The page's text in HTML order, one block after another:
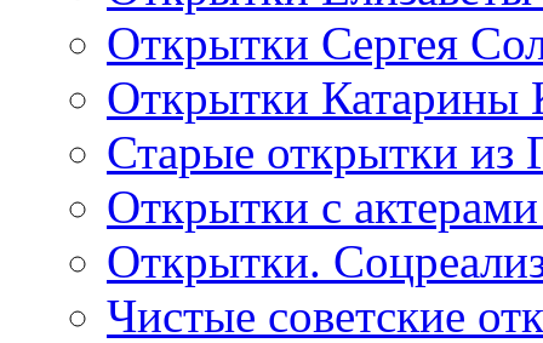
Открытки Сергея
Открытки
Старые открытки из
Открытки с
Открытки.
Чистые советские